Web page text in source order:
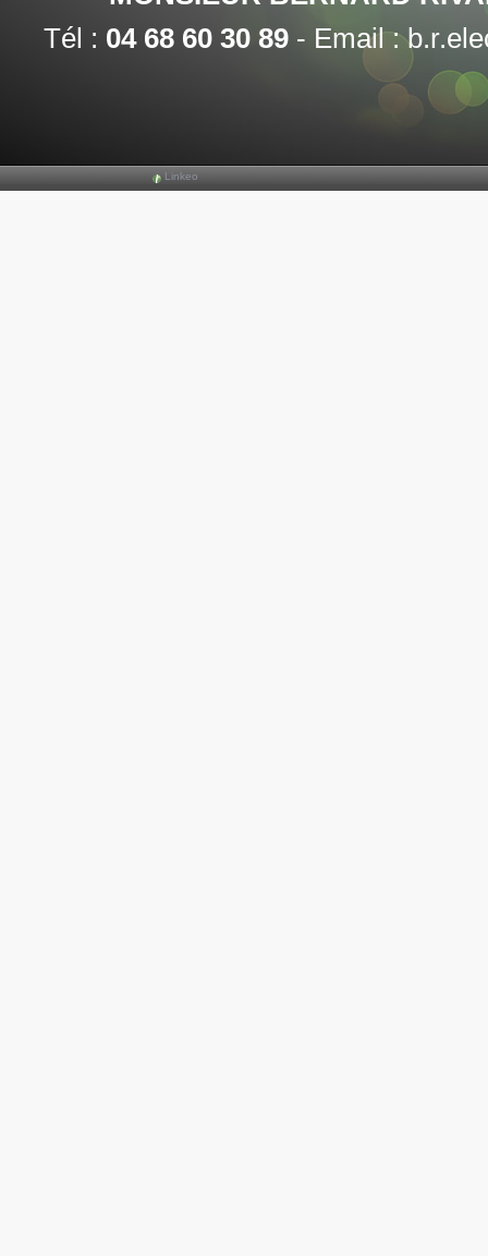
Tél : 04 68 60 30 89 - Email :
Linkeo